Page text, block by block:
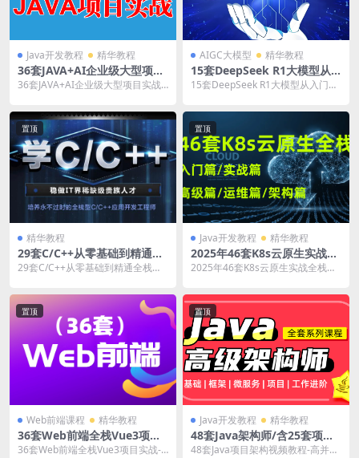
Java开发教程 精华教程
36套JAVA+AI企业级大型项目
实战前后端分离/微服务/云原
生/分布式/高并发/高可用/中
台策略项目架构视频教程
36套JAVA+AI企业级大型项目实战
高并发...
AIGC大模型 精华教程
15套DeepSeek R1大模型从
入门到精通/安装部署/AI高效
办公/AIGC产品经/AI全栈大模
型项目实战理视频课程
15套DeepSeek R1大模型从入门到
置顶
精华教程
29套C/C++从零基础到精通全
栈开发工程师-入门篇+进阶篇
列课程
29套C/C++从零基础到精通全栈开
+高级篇+游...
置顶
Java开发教程 精华教程
2025年46套K8s云原生实战全
栈工程师课程-入门篇+实战篇
2025年46套K8s云原生实战全栈工
+运维篇+...
置顶
Web前端课程 精华教程
36套Web前端全栈Vue3项目
实战-入门篇+项目篇+进阶篇
36套Web前端全栈Vue3项目实战-
置顶
Java开发教程 精华教程
48套Java架构师/含25套项目
实战/高并发/微服务/分布式/
48套Java项目架构视频教程-高并